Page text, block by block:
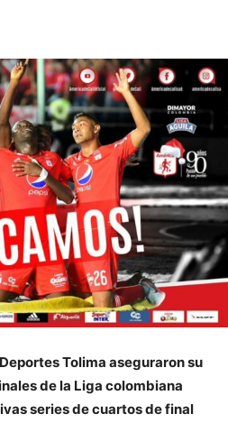
Tolima aseguraron su
de la Liga colombiana
series de cuartos de final